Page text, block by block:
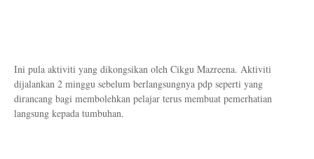
Ini pula aktiviti yang dikongsikan oleh Cikgu Mazreena. Aktiviti
dijalankan 2 minggu sebelum berlangsungnya pdp seperti yang
dirancang bagi membolehkan pelajar terus membuat pemerhatian
langsung kepada tumbuhan.